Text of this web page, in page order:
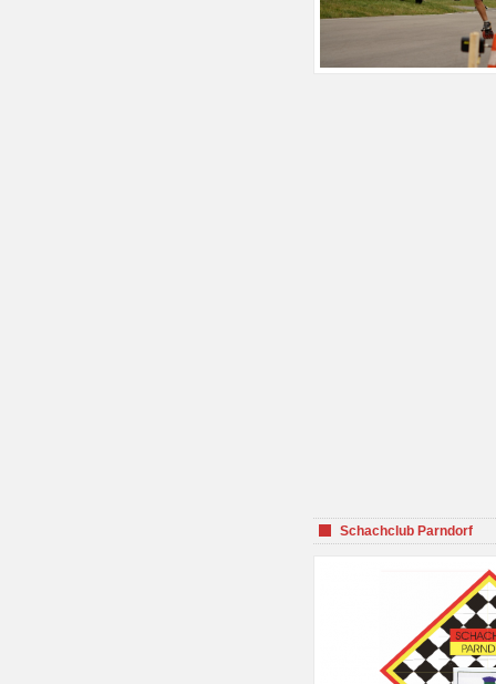
Schachclub Parndorf